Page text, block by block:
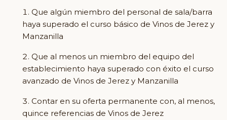
Que algún miembro del personal de sala/barra
haya superado el curso básico de Vinos de Jerez y
Manzanilla
Que al menos un miembro del equipo del
establecimiento haya superado con éxito el curso
avanzado de Vinos de Jerez y Manzanilla
Contar en su oferta permanente con, al menos,
quince referencias de Vinos de Jerez